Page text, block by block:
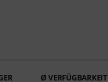
Ø VERFÜGBARKEIT